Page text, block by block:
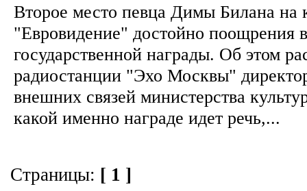
Второе место певца Димы Билана на
"Евровидение" достойно поощрения
государственной награды. Об этом
радиостанции "Эхо Москвы"
внешних связей министерства
какой именно награде идет речь,...
Страницы: [ 1 ]